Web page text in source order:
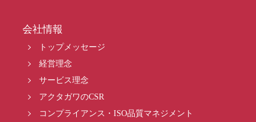
会社情報
トップメッセージ
経営理念
サービス理念
アクタガワのCSR
コンプライアンス・ISO品質マネジメント